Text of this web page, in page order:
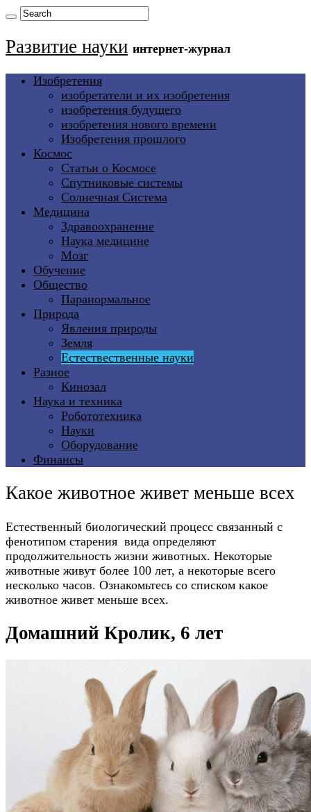
Развитие науки интернет-журнал
Изобретения
изобретатели и их изобретения
изобретения будущего
изобретения нового времени
Изобретения прошлого
Космос
Статьи о Космосе
Спутниковые системы
Солнечная Система
Медицина
Здравоохранение
Наука медицине
Мозг
Обучение
Общество
Паранормальное
Природа
Явления природы
Земля
Естествественные науки
Разное
Кинозал
Наука и техника
Робототехника
Науки
Оборудование
Финансы
Какое животное живет меньше всех
Естественный биологический процесс связанный с
фенотипом старения вида определяют
продолжительность жизни животных. Некоторые
животные живут более 100 лет, а некоторые всего
несколько часов. Ознакомьтесь со списком какое
животное живет меньше всех.
Домашний Кролик, 6 лет